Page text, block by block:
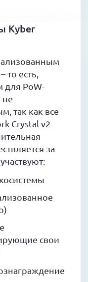
Kyber
есть,
для PoW-
не
так как все
Crystal v2
за
свои